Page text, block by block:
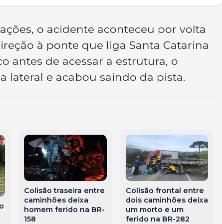
o acidente aconteceu por volta
à ponte que liga Santa Catarina
antes de acessar a estrutura, o
lateral e acabou saindo da pista.
Colisão traseira entre
caminhões deixa
homem ferido na BR-
158
Colisão frontal entre
dois caminhões deixa
um morto e um
ferido na BR-282